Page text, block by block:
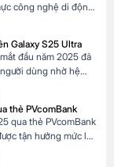
công nghệ di động.
mở ra và camera
Z Fold, sản phẩm
nghệ […]
Galaxy S25 Ultra
đầu năm 2025 đã
dùng nhờ hệ
và các tính năng
khắc đẹp trong
thẻ PVcomBank
qua thẻ PVcomBank
tận hưởng mức lãi
tháng, phù hợp với